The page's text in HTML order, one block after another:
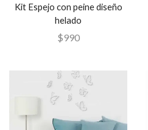
Kit Espejo con peine diseño
helado
$990